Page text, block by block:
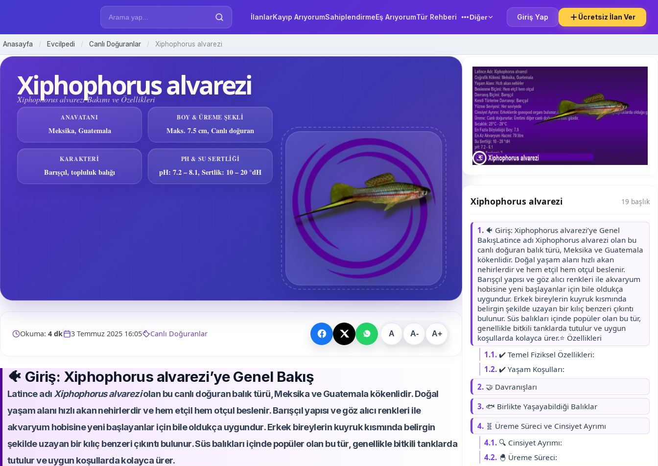
İlanlarKayıp ArıyorumSahiplendirmeEş ArıyorumTür Rehberi Diğer Giriş Yap Ücretsiz İlan Ver
Anasayfa / Evcilpedi / Canlı Doğuranlar / Xiphophorus alvarezi
Xiphophorus alvarezi
Xiphophorus alvarezi Bakımı ve Özellikleri
ANAVATANI
Meksika, Guatemala
BOY & ÜREME ŞEKLI
Maks. 7.5 cm, Canlı doğuran
KARAKTERI
Barışçıl, topluluk balığı
PH & SU SERTLIĞI
pH: 7.2 – 8.1, Sertlik: 10 – 20 °dH
Okuma: 4 dk 3 Temmuz 2025 16:05 Canlı Doğuranlar A A- A+
🐠 Giriş: Xiphophorus alvarezi’ye Genel Bakış
Latince adı Xiphophorus alvareziolan bu canlı doğuran balık türü, Meksika ve Guatemala kökenlidir. Doğal
yaşam alanı hızlı akan nehirlerdir ve hem etçil hem otçul beslenir. Barışçıl yapısı ve göz alıcı renkleri ile
akvaryum hobisine yeni başlayanlar için bile oldukça uygundur. Erkek bireylerin kuyruk kısmında belirgin
şekilde uzayan bir kılıç benzeri çıkıntı bulunur. Süs balıkları içinde popüler olan bu tür, genellikle bitkili tanklarda
tutulur ve uygun koşullarda kolayca ürer.
Xiphophorus alvarezi 19 başlık
1. 🐠 Giriş: Xiphophorus alvarezi’ye Genel
BakışLatince adı Xiphophorus alvarezi olan bu
canlı doğuran balık türü, Meksika ve Guatemala
kökenlidir. Doğal yaşam alanı hızlı akan
nehirlerdir ve hem etçil hem otçul beslenir.
Barışçıl yapısı ve göz alıcı renkleri ile akvaryum
hobisine yeni başlayanlar için bile oldukça
uygundur. Erkek bireylerin kuyruk kısmında
belirgin şekilde uzayan bir kılıç benzeri çıkıntı
bulunur. Süs balıkları içinde popüler olan bu tür,
genellikle bitkili tanklarda tutulur ve uygun
koşullarda kolayca ürer.⭐ Özellikleri
1.1. ✔️ Temel Fiziksel Özellikleri:
1.2. ✔️ Yaşam Koşulları:
2. 🤝 Davranışları
3. 🐟 Birlikte Yaşayabildiği Balıklar
4. 🧬 Üreme Süreci ve Cinsiyet Ayrımı
4.1. 🔍 Cinsiyet Ayrımı:
4.2. 🐣 Üreme Süreci: